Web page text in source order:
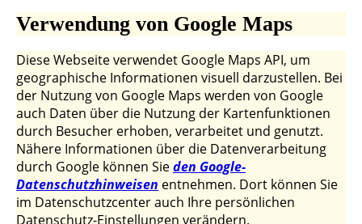
Verwendung von Google Maps
Diese Webseite verwendet Google Maps API, um
geographische Informationen visuell darzustellen. Bei
der Nutzung von Google Maps werden von Google
auch Daten über die Nutzung der Kartenfunktionen
durch Besucher erhoben, verarbeitet und genutzt.
Nähere Informationen über die Datenverarbeitung
durch Google können Sieden Google-
Datenschutzhinweisen entnehmen. Dort können Sie
im Datenschutzcenter auch Ihre persönlichen
Datenschutz-Einstellungen verändern.